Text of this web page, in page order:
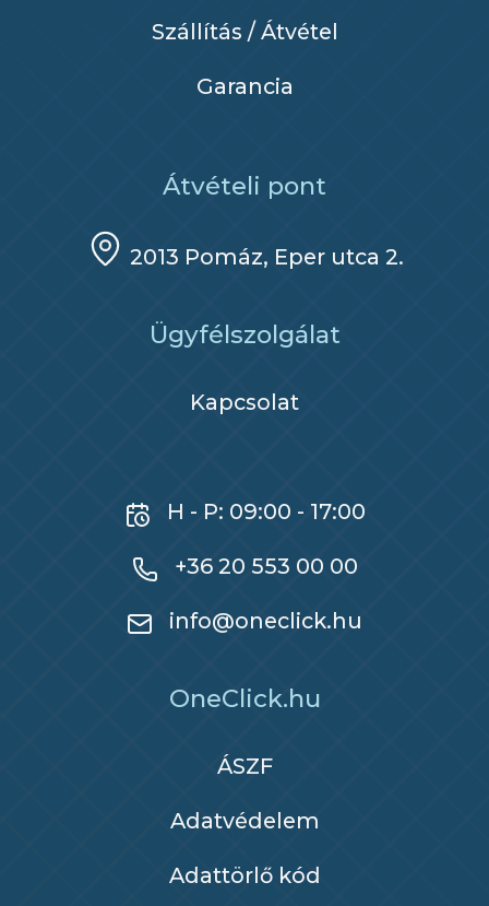
Szállítás / Átvétel
Garancia
Átvételi pont
2013 Pomáz, Eper utca 2.
Ügyfélszolgálat
Kapcsolat
H - P: 09:00 - 17:00
+36 20 553 00 00
info@oneclick.hu
OneClick.hu
ÁSZF
Adatvédelem
Adattörlő kód